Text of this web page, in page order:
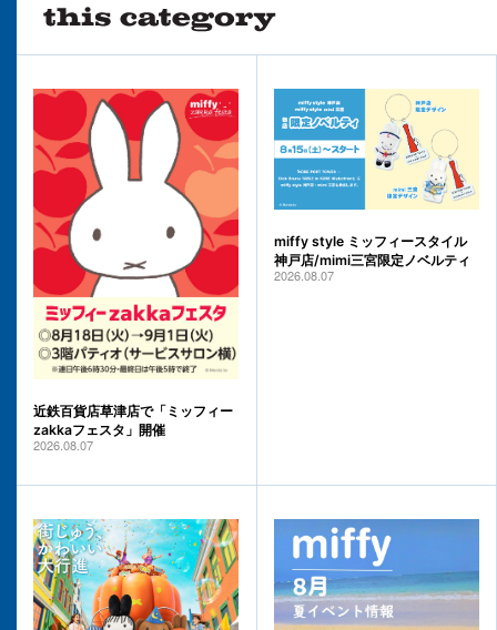
近鉄百貨店草津店で「ミッフィー
zakkaフェスタ」開催
2026.08.07
miffy style ミッフィースタイル
神戸店/mimi三宮限定ノベルティ
2026.08.07